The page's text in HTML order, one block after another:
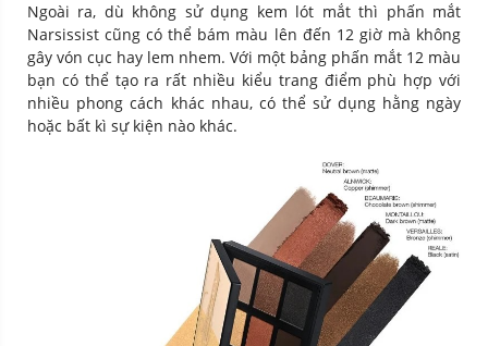
Ngoài ra, dù không sử dụng kem lót mắt thì phấn mắt
Narsissist cũng có thể bám màu lên đến 12 giờ mà không
gây vón cục hay lem nhem. Với một bảng phấn mắt 12 màu
bạn có thể tạo ra rất nhiều kiểu trang điểm phù hợp với
nhiều phong cách khác nhau, có thể sử dụng hằng ngày
hoặc bất kì sự kiện nào khác.